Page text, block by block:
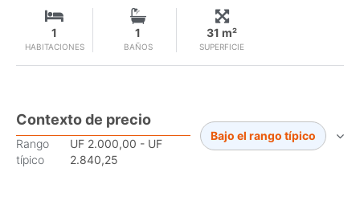
HABITACIONES
1
BAÑOS
1
SUPERFICIE
31 m²
Contexto de precio
Rango
típico
UF 2.000,00 - UF
2.840,25
Bajo el rango típico